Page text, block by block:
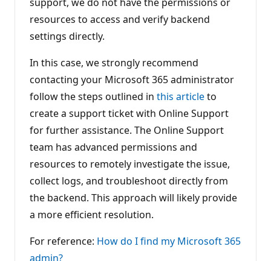
resources to access and verify backend
settings directly.
In this case, we strongly recommend
contacting your Microsoft 365 administrator
follow the steps outlined in this articleto
create a support ticket with Online Support
for further assistance. The Online Support
team has advanced permissions and
resources to remotely investigate the issue,
collect logs, and troubleshoot directly from
the backend. This approach will likely provide
a more efficient resolution.
For reference: How do I find my Microsoft 365
admin?